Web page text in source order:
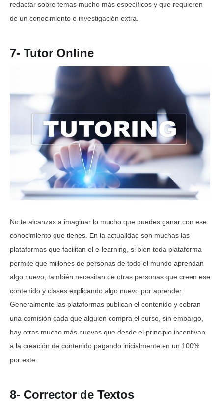
redactar sobre temas mucho más específicos y que requieren
de un conocimiento o investigación extra.
7- Tutor Online
No te alcanzas a imaginar lo mucho que puedes ganar con ese
conocimiento que tienes. En la actualidad son muchas las
plataformas que facilitan el e-learning, si bien toda plataforma
permite que millones de personas de todo el mundo aprendan
algo nuevo, también necesitan de otras personas que creen ese
contenido y clases explicando algo nuevo por aprender.
Generalmente las plataformas publican el contenido y cobran
una comisión cada que alguien compra el curso, sin embargo,
hay otras mucho más nuevas que desde el principio incentivan
a la creación de contenido pagando inicialmente en un 100%
por este.
8- Corrector de Textos